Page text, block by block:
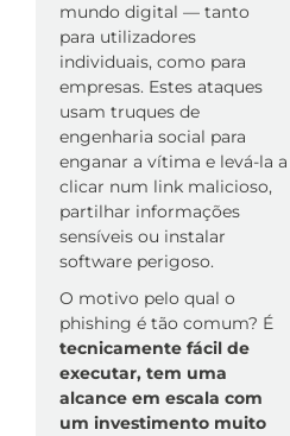
mundo digital — tanto
para utilizadores
individuais, como para
empresas. Estes ataques
usam truques de
engenharia social para
enganar a vítima e levá-la a
clicar num link malicioso,
partilhar informações
sensíveis ou instalar
software perigoso.
O motivo pelo qual o
phishing é tão comum? É
tecnicamente fácil de
executar, tem uma
alcance em escala com
um investimento muito